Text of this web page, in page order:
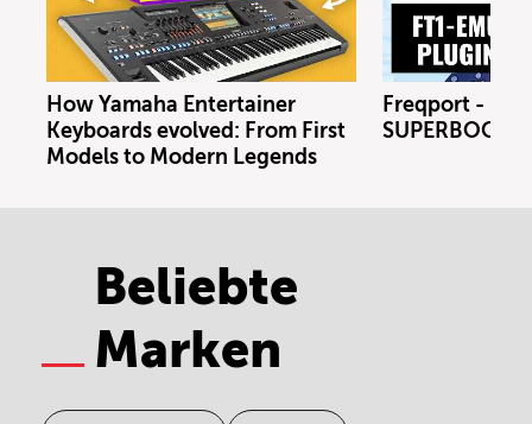
How Yamaha Entertainer
Keyboards evolved: From First
Models to Modern Legends
Freqport -
Beliebte
Marken